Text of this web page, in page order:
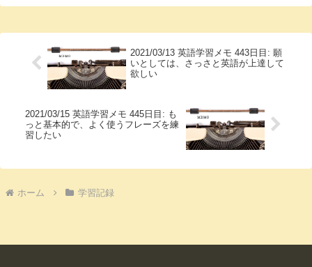
2021/03/13 英語学習メモ 443日目: 願
いとしては、さっさと英語が上達して
欲しい
2021/03/15 英語学習メモ 445日目: も
っと基本的で、よく使うフレーズを練
習したい
ホーム 学習記録